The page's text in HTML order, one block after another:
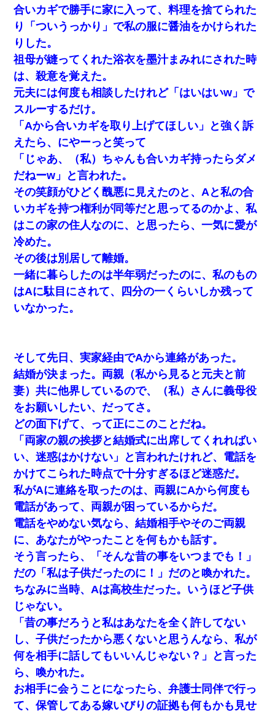
合いカギで勝手に家に入って、料理を捨てられた
り「ついうっかり」で私の服に醤油をかけられた
りした。
祖母が縫ってくれた浴衣を墨汁まみれにされた時
は、殺意を覚えた。
元夫には何度も相談したけれど「はいはいw」で
スルーするだけ。
「Aから合いカギを取り上げてほしい」と強く訴
えたら、にやーっと笑って
「じゃあ、（私）ちゃんも合いカギ持ったらダメ
だねーw」と言われた。
その笑顔がひどく醜悪に見えたのと、Aと私の合
いカギを持つ権利が同等だと思ってるのかよ、私
はこの家の住人なのに、と思ったら、一気に愛が
冷めた。
その後は別居して離婚。
一緒に暮らしたのは半年弱だったのに、私のもの
はAに駄目にされて、四分の一くらいしか残って
いなかった。
そして先日、実家経由でAから連絡があった。
結婚が決まった。両親（私から見ると元夫と前
妻）共に他界しているので、（私）さんに義母役
をお願いしたい、だってさ。
どの面下げて、って正にこのことだね。
「両家の親の挨拶と結婚式に出席してくれればい
い、迷惑はかけない」と言われたけれど、電話を
かけてこられた時点で十分すぎるほど迷惑だ。
私がAに連絡を取ったのは、両親にAから何度も
電話があって、両親が困っているからだ。
電話をやめない気なら、結婚相手やそのご両親
に、あなたがやったことを何もかも話す。
そう言ったら、「そんな昔の事をいつまでも！」
だの「私は子供だったのに！」だのと喚かれた。
ちなみに当時、Aは高校生だった。いうほど子供
じゃない。
「昔の事だろうと私はあなたを全く許してない
し、子供だったから悪くないと思うんなら、私が
何を相手に話してもいいんじゃない？」と言った
ら、喚かれた。
お相手に会うことになったら、弁護士同伴で行っ
て、保管してある嫁いびりの証拠も何もかも見せ